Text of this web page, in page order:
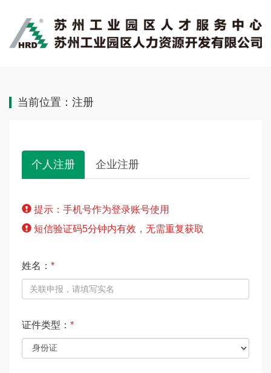
当前位置：注册
个人注册 企业注册
提示：手机号作为登录账号使用
短信验证码5分钟内有效，无需重复获取
姓名： *
证件类型： *